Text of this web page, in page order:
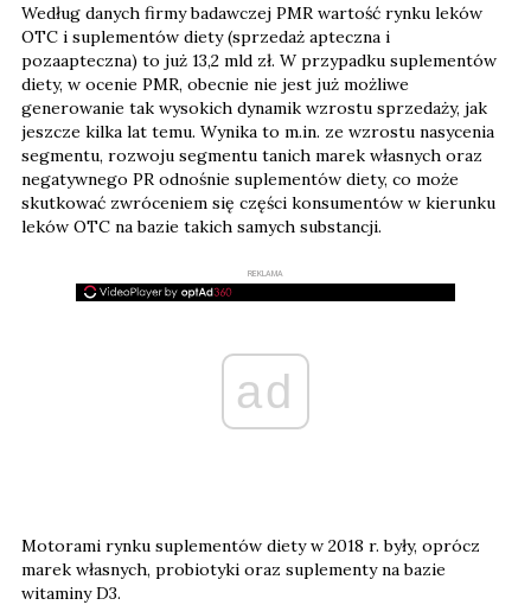
Według danych firmy badawczej PMR wartość rynku leków
OTC i suplementów diety (sprzedaż apteczna i
pozaapteczna) to już 13,2 mld zł. W przypadku suplementów
diety, w ocenie PMR, obecnie nie jest już możliwe
generowanie tak wysokich dynamik wzrostu sprzedaży, jak
jeszcze kilka lat temu. Wynika to m.in. ze wzrostu nasycenia
segmentu, rozwoju segmentu tanich marek własnych oraz
negatywnego PR odnośnie suplementów diety, co może
skutkować zwróceniem się części konsumentów w kierunku
leków OTC na bazie takich samych substancji.
REKLAMA
ad
Motorami rynku suplementów diety w 2018 r. były, oprócz
marek własnych, probiotyki oraz suplementy na bazie
witaminy D3.